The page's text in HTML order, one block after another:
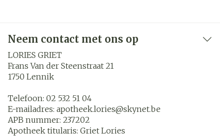
Neem contact met ons op
LORIES GRIET
Frans Van der Steenstraat 21
1750 Lennik
Telefoon: 02 532 51 04
E-mailadres: apotheek.lories@skynet.be
APB nummer: 237202
Apotheek titularis: Griet Lories